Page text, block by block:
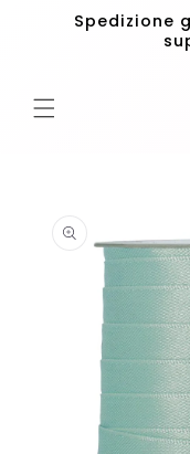
direttamenteSpedizione
prodotto